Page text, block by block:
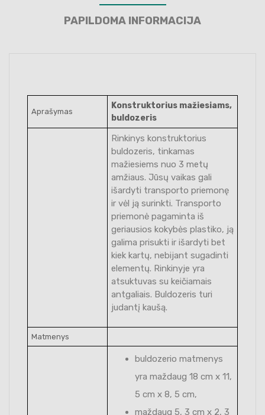
PAPILDOMA INFORMACIJA
Aprašymas
Konstruktorius mažiesiams,
buldozeris
Rinkinys konstruktorius
buldozeris, tinkamas
mažiesiems nuo 3 metų
amžiaus. Jūsų vaikas gali
išardyti transporto priemonę
ir vėl ją surinkti. Transporto
priemonė pagaminta iš
geriausios kokybės plastiko, ją
galima prisukti ir išardyti bet
kiek kartų, nebijant sugadinti
elementų. Rinkinyje yra
atsuktuvas su keičiamais
antgaliais. Buldozeris turi
judantį kaušą.
Matmenys
buldozerio matmenys
yra maždaug 18 cm x 11,
5 cm x 8, 5 cm,
maždaug 5, 3 cm x 2, 3